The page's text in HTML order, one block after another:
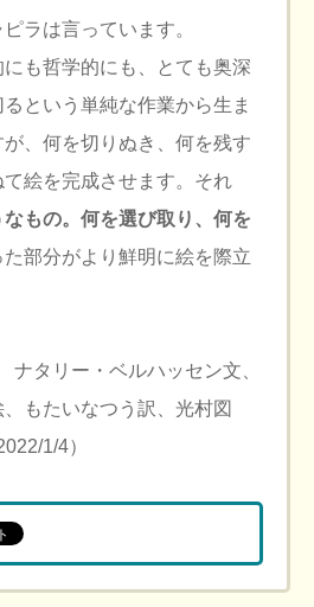
ラは言っています。
にも哲学的にも、とても奥深
という単純な作業から生ま
、何を切りぬき、何を残す
絵を完成させます。それ
なもの。何を選び取り、何を
部分がより鮮明に絵を際立
タリー・ベルハッセン文、
もたいなつう訳、光村図
1/4）